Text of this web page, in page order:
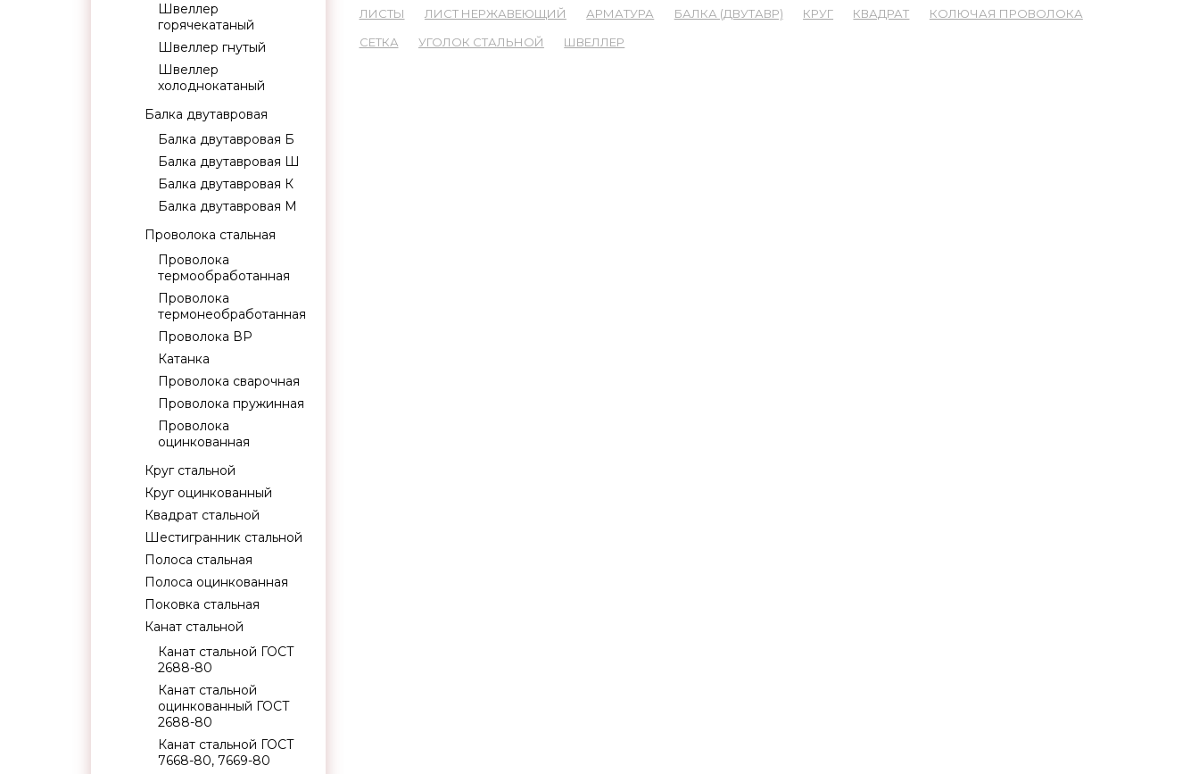
Швеллер
горячекатаный
Швеллер гнутый
Швеллер
холоднокатаный
Балка двутавровая
Балка двутавровая Б
Балка двутавровая Ш
Балка двутавровая К
Балка двутавровая М
Проволока стальная
Проволока
термообработанная
Проволока
термонеобработанная
Проволока ВР
Катанка
Проволока сварочная
Проволока пружинная
Проволока
оцинкованная
Круг стальной
Круг оцинкованный
Квадрат стальной
Шестигранник стальной
Полоса стальная
Полоса оцинкованная
Поковка стальная
Канат стальной
Канат стальной ГОСТ
2688-80
Канат стальной
оцинкованный ГОСТ
2688-80
Канат стальной ГОСТ
7668-80, 7669-80
ЛИСТЫ
ЛИСТ НЕРЖАВЕЮЩИЙ АРМАТУРА БАЛКА (ДВУТАВР) КРУГ КВАДРАТ
КОЛЮЧАЯ ПРОВОЛОКА
СЕТКА
УГОЛОК СТАЛЬНОЙ ШВЕЛЛЕР